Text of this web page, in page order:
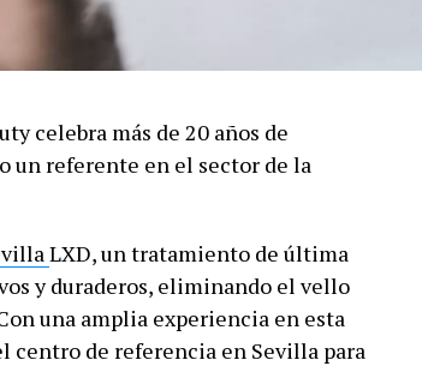
celebra más de 20 años de
un referente en el sector de la
LXD, un tratamiento de última
y duraderos, eliminando el vello
una amplia experiencia en esta
centro de referencia en Sevilla para